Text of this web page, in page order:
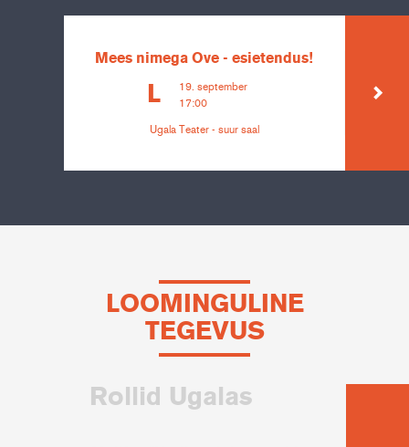
Mees nimega Ove - esietendus!
L
19. september
17:00
Ugala Teater - suur saal
LOOMINGULINE
TEGEVUS
Rollid Ugalas